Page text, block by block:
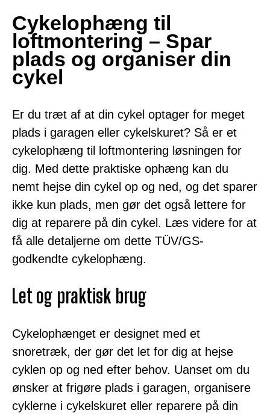
Cykelophæng til
loftmontering – Spar
plads og organiser din
cykel
Er du træt af at din cykel optager for meget
plads i garagen eller cykelskuret? Så er et
cykelophæng til loftmontering løsningen for
dig. Med dette praktiske ophæng kan du
nemt hejse din cykel op og ned, og det sparer
ikke kun plads, men gør det også lettere for
dig at reparere på din cykel. Læs videre for at
få alle detaljerne om dette TÜV/GS-
godkendte cykelophæng.
Let og praktisk brug
Cykelophænget er designet med et
snoretræk, der gør det let for dig at hejse
cyklen op og ned efter behov. Uanset om du
ønsker at frigøre plads i garagen, organisere
cyklerne i cykelskuret eller reparere på din